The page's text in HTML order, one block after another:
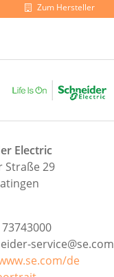
Zum Hersteller
Electric
Straße 29
service@se.com
de